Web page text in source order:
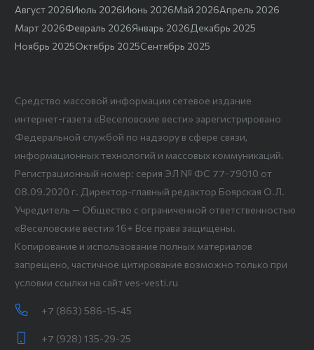
Август 2026Июль 2026Июнь 2026Май 2026Апрель 2026
Март 2026Февраль 2026Январь 2026Декабрь 2025
Ноябрь 2025Октябрь 2025Сентябрь 2025
Средство массовой информации сетевое издание
интернет-газета «Веселовские вести» зарегистрировано
Федеральной службой по надзору в сфере связи,
информационных технологий и массовых коммуникаций.
Регистрационный номер: серия ЭЛ № ФС 77-79010 от
08.09.2020 г. Директор-главный редактор Боярская О.Л.
Учредитель — Общество с ограниченной ответственностью
«Веселовские вести» 16+ Все права защищены.
Копирование и использование полных материалов
запрещено, частичное цитирование возможно только при
условии ссылки на сайт ves-vesti.ru
+7 (863) 586-15-45
+7 (928) 135-29-25